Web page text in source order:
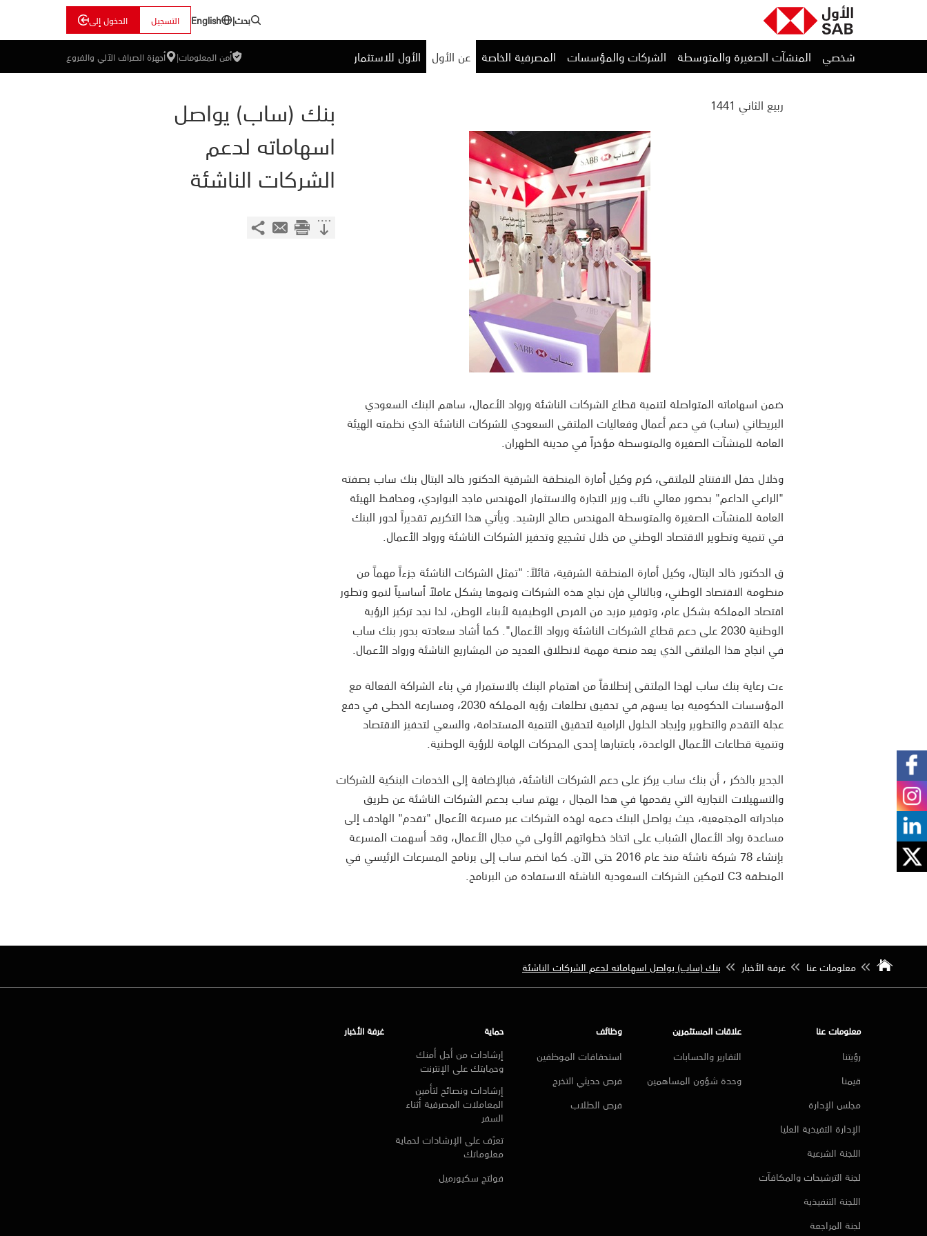
بحث|
English التسجيل الدخول إلى
شخصي المنشآت الصغيرة والمتوسطة الشركات والمؤسسات المصرفية الخاصة عن الأول الأول للاستثمار أمن المعلومات| أجهزة الصراف الآلي والفروع
بنك (ساب) يواصل
اسهاماته لدعم
الشركات الناشئة
ربيع الثاني 1441
ضمن اسهاماته المتواصلة لتنمية قطاع الشركات الناشئة ورواد الأعمال، ساهم البنك السعودي
البريطاني (ساب) في دعم أعمال وفعاليات الملتقى السعودي للشركات الناشئة الذي نظمته الهيئة
العامة للمنشآت الصغيرة والمتوسطة مؤخراً في مدينة الظهران.
وخلال حفل الافتتاح للملتقى، كرم وكيل أمارة المنطقة الشرقية الدكتور خالد البتال بنك ساب بصفته
"الراعي الداعم" بحضور معالي نائب وزير التجارة والاستثمار المهندس ماجد البواردي، ومحافظ الهيئة
العامة للمنشآت الصغيرة والمتوسطة المهندس صالح الرشيد. ويأتي هذا التكريم تقديراً لدور البنك
في تنمية وتطوير الاقتصاد الوطني من خلال تشجيع وتحفيز الشركات الناشئة ورواد الأعمال.
ق الدكتور خالد البتال، وكيل أمارة المنطقة الشرقية، قائلاً: "تمثل الشركات الناشئة جزءاً مهماً من
منظومة الاقتصاد الوطني، وبالتالي فإن نجاح هذه الشركات ونموها يشكل عاملاً أساسياً لنمو وتطور
اقتصاد المملكة بشكل عام، وتوفير مزيد من الفرص الوظيفية لأبناء الوطن، لذا نجد تركيز الرؤية
الوطنية 2030 على دعم قطاع الشركات الناشئة ورواد الأعمال". كما أشاد سعادته بدور بنك ساب
في انجاح هذا الملتقى الذي يعد منصة مهمة لانطلاق العديد من المشاريع الناشئة ورواد الأعمال.
ءت رعاية بنك ساب لهذا الملتقى إنطلاقاً من اهتمام البنك بالاستمرار في بناء الشراكة الفعالة مع
المؤسسات الحكومية بما يسهم في تحقيق تطلعات رؤية المملكة 2030، ومسارعة الخطى في دفع
عجلة التقدم والتطوير وإيجاد الحلول الرامية لتحقيق التنمية المستدامة، والسعي لتحفيز الاقتصاد
وتنمية قطاعات الأعمال الواعدة، باعتبارها إحدى المحركات الهامة للرؤية الوطنية.
الجدير بالذكر ، أن بنك ساب يركز على دعم الشركات الناشئة، فبالإضافة إلى الخدمات البنكية للشركات
والتسهيلات التجارية التي يقدمها في هذا المجال ، يهتم ساب بدعم الشركات الناشئة عن طريق
مبادراته المجتمعية، حيث يواصل البنك دعمه لهذه الشركات عبر مسرعة الأعمال "تقدم" الهادف إلى
مساعدة رواد الأعمال الشباب على اتخاذ خطواتهم الأولى في مجال الأعمال، وقد أسهمت المسرعة
بإنشاء 78 شركة ناشئة منذ عام 2016 حتى الآن. كما انضم ساب إلى برنامج المسرعات الرئيسي في
المنطقة C3 لتمكين الشركات السعودية الناشئة الاستفادة من البرنامج.
معلومات عنا غرفة الأخبار بنك (ساب) يواصل اسهاماته لدعم الشركات الناشئة
معلومات عنا
رؤيتنا
قيمنا
مجلس الإدارة
الإدارة التفيذية العليا
اللجنة الشرعية
لجنة الترشيحات والمكافآت
اللجنة التنفيذية
لجنة المراجعة
علاقات المستثمرين
التقارير والحسابات
وحدة شؤون المساهمين
وظائف
استحقاقات الموظفين
فرص حديثي التخرج
فرص الطلاب
حماية
إرشادات من أجل أمنك
وحمايتك على الإنترنت
إرشادات ونصائح لتأمين
المعاملات المصرفية أثناء
السفر
تعرّف على الإرشادات لحماية
معلوماتك
فولتج سكيورميل
غرفة الأخبار